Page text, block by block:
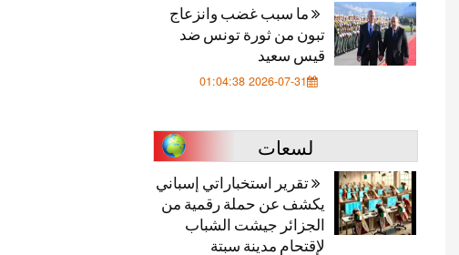
ما سبب غضب وانزعاج
تبون من ثورة تونس ضد
قيس سعيد
2026-07-31 01:04:38
لسعات
تقرير استخباراتي إسباني
يكشف عن حملة رقمية من
الجزائر جيشت الشباب
لإقتحام مدينة سبتة